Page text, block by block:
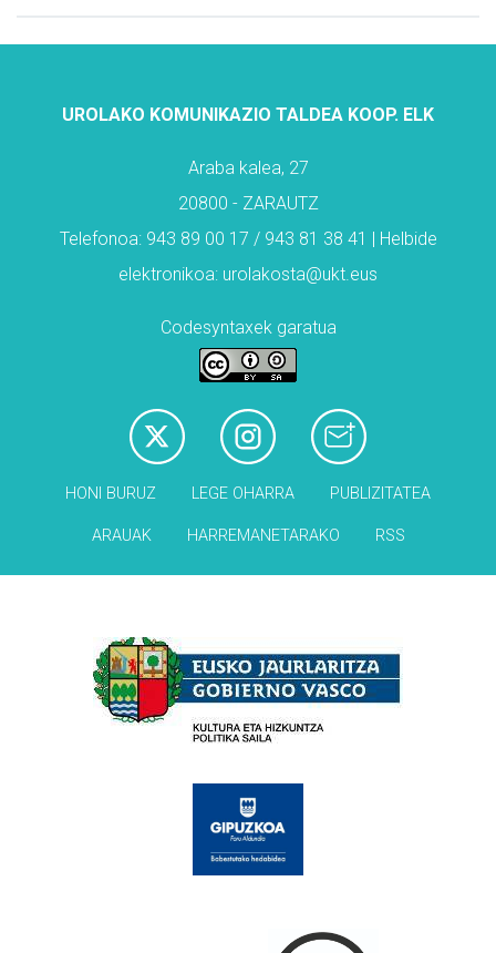
UROLAKO KOMUNIKAZIO TALDEA KOOP. ELK
Araba kalea, 27
20800 - ZARAUTZ
Telefonoa: 943 89 00 17 / 943 81 38 41 | Helbide
elektronikoa: urolakosta@ukt.eus
Codesyntaxek garatua
HONI BURUZ LEGE OHARRA PUBLIZITATEA
ARAUAK HARREMANETARAKO RSS